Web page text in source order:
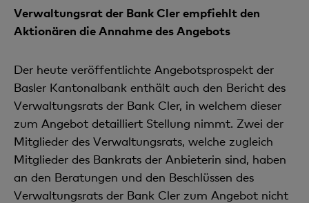
Verwaltungsrat der Bank Cler empfiehlt den
Aktionären die Annahme des Angebots
Der heute veröffentlichte Angebotsprospekt der
Basler Kantonalbank enthält auch den Bericht des
Verwaltungsrats der Bank Cler, in welchem dieser
zum Angebot detailliert Stellung nimmt. Zwei der
Mitglieder des Verwaltungsrats, welche zugleich
Mitglieder des Bankrats der Anbieterin sind, haben
an den Beratungen und den Beschlüssen des
Verwaltungsrats der Bank Cler zum Angebot nicht